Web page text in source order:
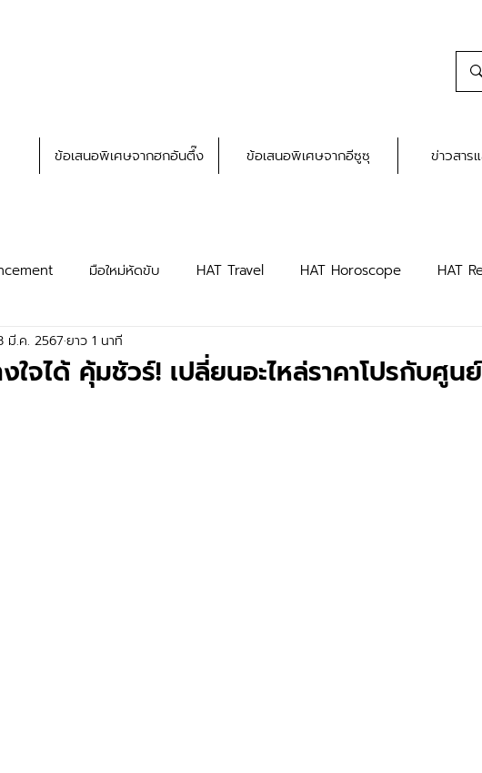
ข้อเสนอพิเศษจากฮกอันตึ๊ง ข้อเสนอพิเศษจากอีซูซุ ข่าวสาร
มือใหม่หัดขับ HAT Travel HAT Horoscope HAT
HAT Privileges
ใจได้ คุ้มชัวร์! เปลี่ยนอะไหล่ราคาโปรกับศู
มี.ค. 2567ยาว 1 นาที